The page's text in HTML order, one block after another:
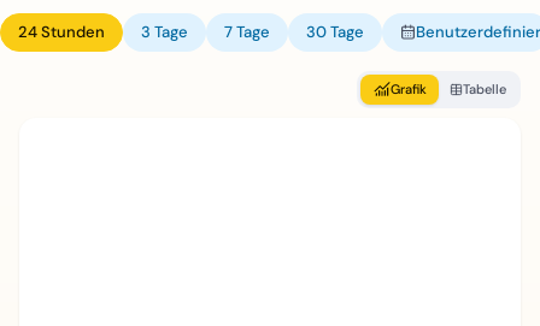
24 Stunden 3 Tage 7 Tage 30 Tage
Grafik Tabelle